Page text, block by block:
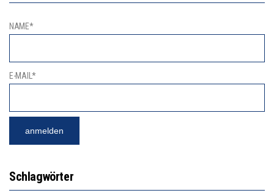
NAME*
E-MAIL*
Schlagwörter